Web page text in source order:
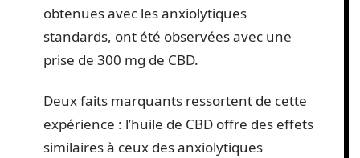
obtenues avec les anxiolytiques
standards, ont été observées avec une
prise de 300 mg de CBD.
Deux faits marquants ressortent de cette
expérience : l’huile de CBD offre des effets
similaires à ceux des anxiolytiques